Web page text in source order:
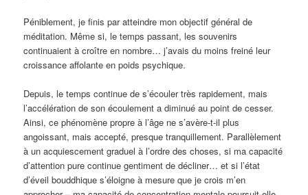
Péniblement, je finis par atteindre mon objectif général de
méditation. Même si, le temps passant, les souvenirs
continuaient à croître en nombre… j’avais du moins freiné leur
croissance affolante en poids psychique.
Depuis, le temps continue de s’écouler très rapidement, mais
l’accélération de son écoulement a diminué au point de cesser.
Ainsi, ce phénomène propre à l’âge ne s’avère-t-il plus
angoissant, mais accepté, presque tranquillement. Parallèlement
à un acquiescement graduel à l’ordre des choses, si ma capacité
d’attention pure continue gentiment de décliner… et si l’état
d’éveil bouddhique s’éloigne à mesure que je crois m’en